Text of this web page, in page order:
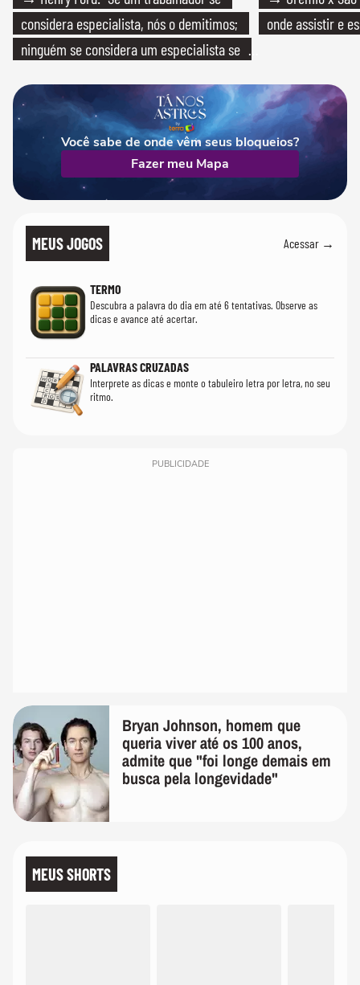
considera especialista, nós o demitimos;
ninguém se considera um especialista se
onde assistir e
Você sabe de onde vêm seus bloqueios?
Fazer meu Mapa
MEUS JOGOS Acessar →
TERMO
Descubra a palavra do dia em até 6 tentativas. Observe as
dicas e avance até acertar.
PALAVRAS CRUZADAS
Interprete as dicas e monte o tabuleiro letra por letra, no seu
ritmo.
PUBLICIDADE
Bryan Johnson, homem que
queria viver até os 100 anos,
admite que "foi longe demais em
busca pela longevidade"
MEUS SHORTS